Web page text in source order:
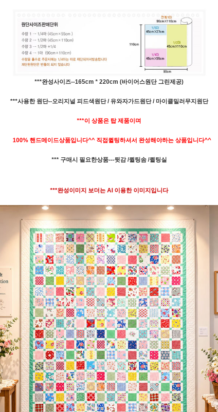
***완성사이즈--165cm * 220cm (바이어스원단 그린제공)
***사용한 원단--오리지널 피드색원단 / 유와자가드원단 / 마이클밀러무지원단
***이 상품은 탑 제품이며
100% 핸드메이드상품입니다^^ 직접퀼팅하셔서 완성해야하는 상품입니다^^
*** 구매시 필요한상품---뒷감 /퀼팅솜 /퀼팅실
***완성이미지 보더는 AI 이용한 이미지입니다